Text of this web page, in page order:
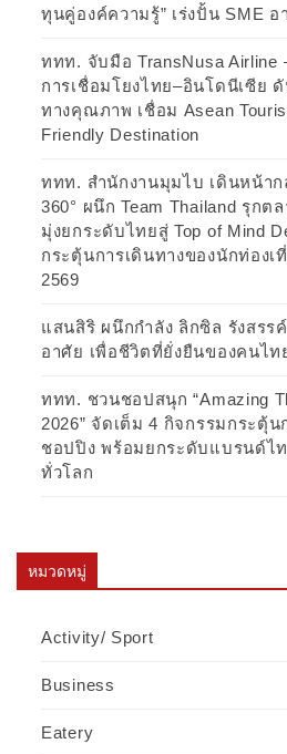
ทุนคู่องค์ความรู้” เร่งปั้น SME
ททท. จับมือ TransNusa Airline
การเชื่อมโยงไทย–อินโดนีเซีย
ทางคุณภาพ เชื่อม Asean
Friendly Destination
ททท. สำนักงานมุมไบ เดินหน้าก
360° ผนึก Team Thailand รุกต
มุ่งยกระดับไทยสู่ Top of Mind
กระตุ้นการเดินทางของนักท่องเ
2569
แสนสิริ ผนึกกำลัง ลิกซิล รังสรร
อาศัย เพื่อชีวิตที่ยั่งยืนของคนไท
ททท. ชวนชอปสนุก “Amazing
2026” จัดเต็ม 4 กิจกรรมกระตุ้น
ชอปปิง พร้อมยกระดับแบรนด์ไ
ทั่วโลก
หมวดหมู่
Activity/ Sport
Business
Eatery